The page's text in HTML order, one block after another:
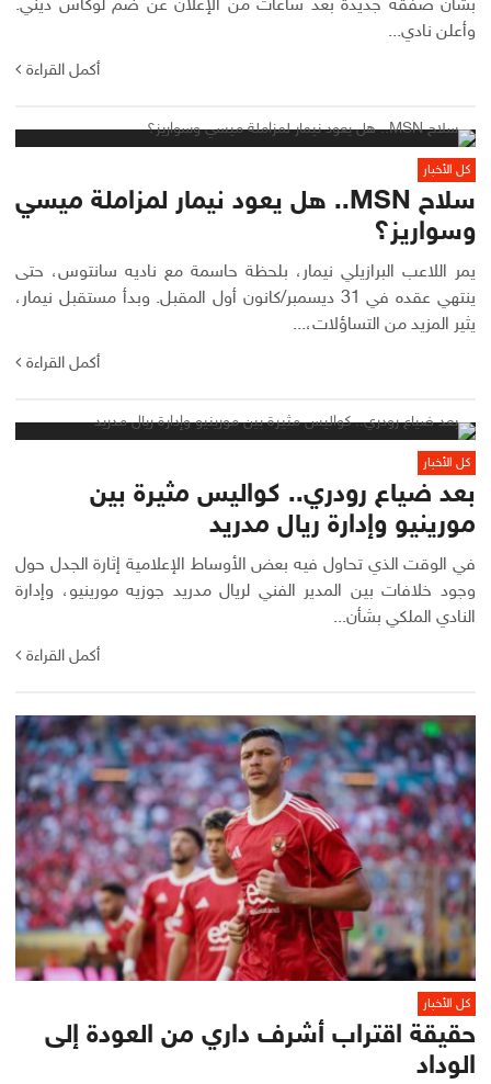
بشأن صفقة جديدة بعد ساعات من الإعلان عن ضم لوكاس ديني.
وأعلن نادي...
أكمل القراءة
كل الأخبار
سلاح MSN.. هل يعود نيمار لمزاملة ميسي
وسواريز؟
يمر اللاعب البرازيلي نيمار، بلحظة حاسمة مع ناديه سانتوس، حتى
ينتهي عقده في 31 ديسمبر/كانون أول المقبل. وبدأ مستقبل نيمار،
يثير المزيد من التساؤلات،...
أكمل القراءة
كل الأخبار
بعد ضياع رودري.. كواليس مثيرة بين
مورينيو وإدارة ريال مدريد
في الوقت الذي تحاول فيه بعض الأوساط الإعلامية إثارة الجدل حول
وجود خلافات بين المدير الفني لريال مدريد جوزيه مورينيو، وإدارة
النادي الملكي بشأن...
أكمل القراءة
كل الأخبار
حقيقة اقتراب أشرف داري من العودة إلى
الوداد